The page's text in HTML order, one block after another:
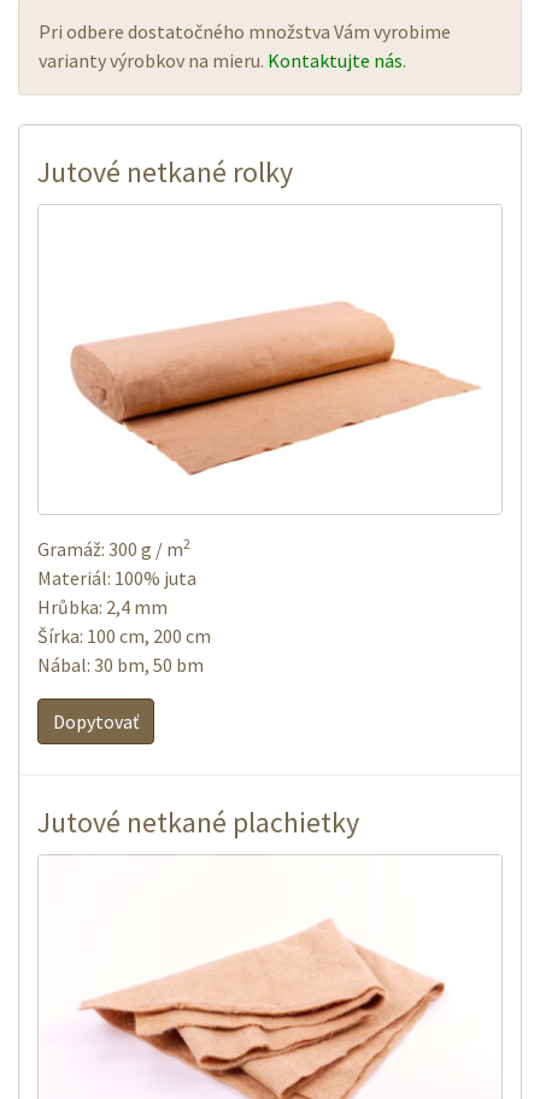
Pri odbere dostatočného množstva Vám vyrobime
varianty výrobkov na mieru. Kontaktujte nás.
Jutové netkané rolky
Gramáž: 300 g / m2
Materiál: 100% juta
Hrůbka: 2,4 mm
Šírka: 100 cm, 200 cm
Nábal: 30 bm, 50 bm
Dopytovať
Jutové netkané plachietky